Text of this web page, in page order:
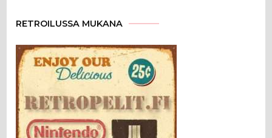
RETROILUSSA MUKANA